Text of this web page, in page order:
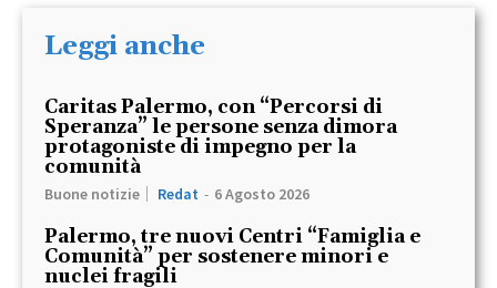
Leggi anche
Caritas Palermo, con “Percorsi di
Speranza” le persone senza dimora
protagoniste di impegno per la
comunità
Buone notizie Redat - 6 Agosto 2026
Palermo, tre nuovi Centri “Famiglia e
Comunità” per sostenere minori e
nuclei fragili